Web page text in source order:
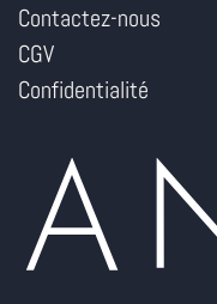
Contactez-nous
CGV
Confidentialité